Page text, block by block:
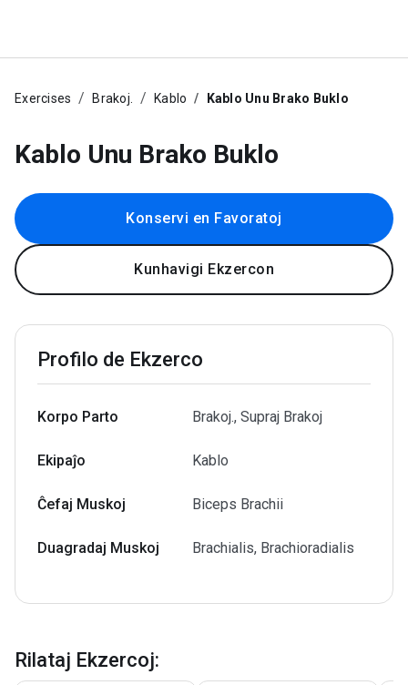
Exercises Brakoj. Kablo Kablo Unu Brako Buklo
Kablo Unu Brako Buklo
Konservi en Favoratoj
Kunhavigi Ekzercon
Profilo de Ekzerco
Korpo Parto Brakoj., Supraj Brakoj
Ekipaĵo Kablo
Ĉefaj Muskoj Biceps Brachii
Duagradaj Muskoj Brachialis, Brachioradialis
Rilataj Ekzercoj: